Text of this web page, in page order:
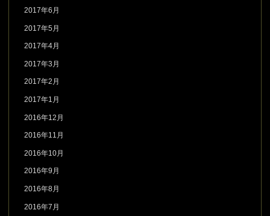
2017年6月
2017年5月
2017年4月
2017年3月
2017年2月
2017年1月
2016年12月
2016年11月
2016年10月
2016年9月
2016年8月
2016年7月